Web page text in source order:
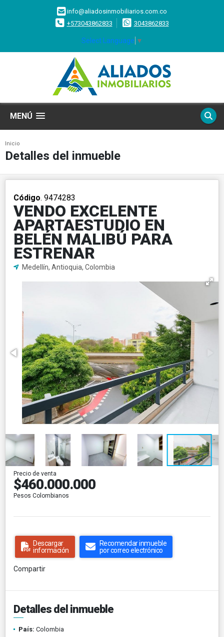
info@aliadosinmobiliarios.com.co
+573043862833
3043862833
Select Language ▼
MENÚ
Inicio
Detalles del inmueble
Código. 9474283
VENDO EXCELENTE
APARTAESTUDIO EN
BELÉN MALIBÚ PARA
ESTRENAR
Medellín, Antioquia, Colombia
Precio de venta
$460.000.000
Pesos Colombianos
Descargar
información
Recomendar inmueble
por correo electrónico
Compartir
Detalles del inmueble
País: Colombia